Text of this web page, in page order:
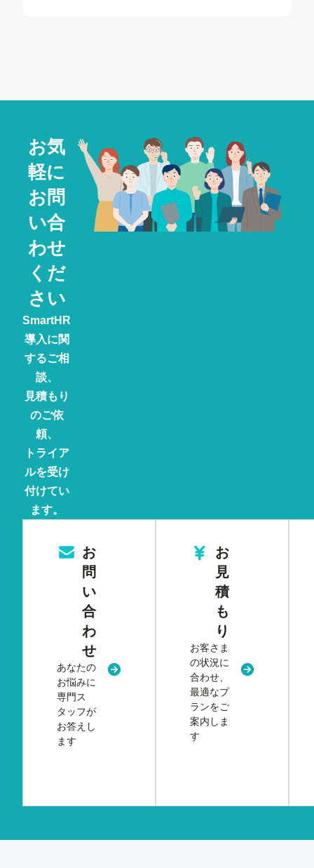
お気
軽に
お問
い合
わせ
くだ
さい
SmartHR
導入に関
するご相
談、
見積もり
のご依
頼、
トライア
ルを受け
付けてい
ます。
お
問
い
合
わ
せ
あなたの
お悩みに
専門ス
タッフが
お答えし
ます
新規タブまたはウィンドウで開く
お
見
積
も
り
お客さま
の状況に
合わせ、
最適なプ
ランをご
案内しま
す
新規タブま